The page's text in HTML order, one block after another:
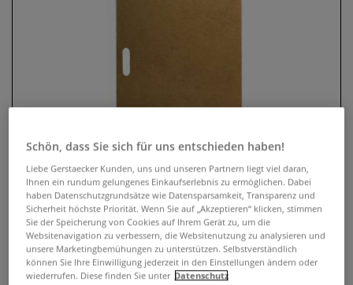
Zeichenbrett mit Griff und 2
Schön, dass Sie sich für uns entschieden haben!
Liebe Gerstaecker Kunden, uns und unseren Partnern liegt viel daran,
Ihnen ein rundum gelungenes Einkaufserlebnis zu ermöglichen. Dabei
haben Datenschutzgrundsätze wie Datensparsamkeit, Transparenz und
Sicherheit höchste Priorität. Wenn Sie auf „Akzeptieren“ klicken, stimmen
Sie der Speicherung von Cookies auf Ihrem Gerät zu, um die
Websitenavigation zu verbessern, die Websitenutzung zu analysieren und
unsere Marketingbemühungen zu unterstützen. Selbstverständlich
können Sie Ihre Einwilligung jederzeit in den Einstellungen ändern oder
wiederrufen. Diese finden Sie unter Datenschutz